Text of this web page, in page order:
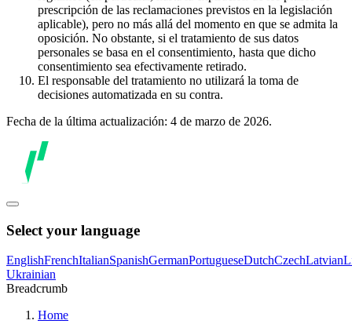
prescripción de las reclamaciones previstos en la legislación
aplicable), pero no más allá del momento en que se admita la
oposición. No obstante, si el tratamiento de sus datos
personales se basa en el consentimiento, hasta que dicho
consentimiento sea efectivamente retirado.
El responsable del tratamiento no utilizará la toma de
decisiones automatizada en su contra.
Fecha de la última actualización: 4 de marzo de 2026.
Select your language
EnglishFrenchItalianSpanishGermanPortugueseDutchCzechLatvian
Ukrainian
Breadcrumb
Home